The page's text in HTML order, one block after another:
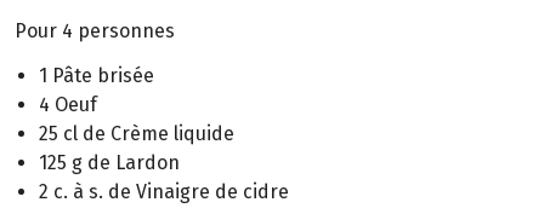
Pour 4 personnes
1 Pâte brisée
4 Oeuf
25 cl de Crème liquide
125 g de Lardon
2 c. à s. de Vinaigre de cidre